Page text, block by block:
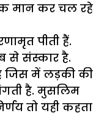
मान कर चल रहे
पीती हैं.
से संस्कार है.
जिस में लड़की की
है. मुसलिम
तो यही कहता